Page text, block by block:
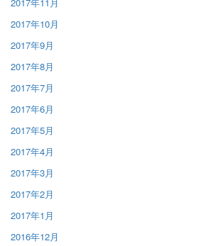
2017年10月
2017年9月
2017年8月
2017年7月
2017年6月
2017年5月
2017年4月
2017年3月
2017年2月
2017年1月
2016年12月